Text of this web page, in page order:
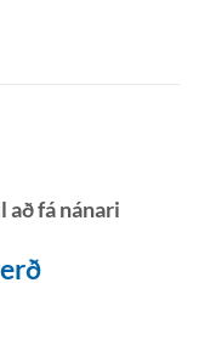
að fá nánari